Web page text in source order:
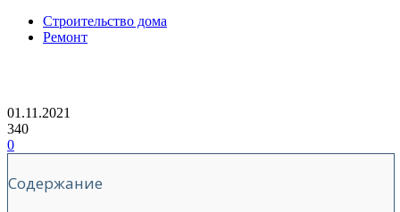
Строительство дома
Ремонт
01.11.2021
340
0
Содержание